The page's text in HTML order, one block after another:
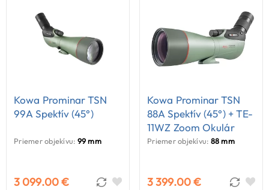
Kowa Prominar TSN
99A Spektív (45°)
Priemer objekívu: 99 mm
3 099.00 €
Kowa Prominar TSN
88A Spektív (45°) + TE-
11WZ Zoom Okulár
Priemer objekívu: 88 mm
3 399.00 €